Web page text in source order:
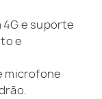
4G e suporte
e
microfone